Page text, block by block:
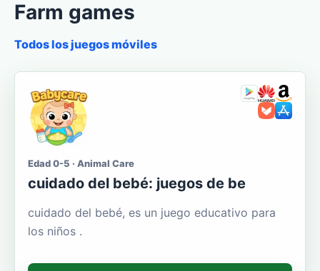
Farm games
Todos los juegos móviles
Edad 0-5 · Animal Care
cuidado del bebé: juegos de be
cuidado del bebé, es un juego educativo para
los niños .